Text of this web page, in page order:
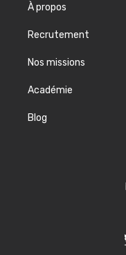
À propos
Recrutement
Nos missions
Académie
Blog